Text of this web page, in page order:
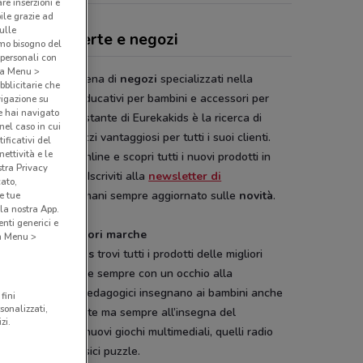
offerte e negozi
è una catena di negozi specializzati nella
di giocattoli educativi per bambini e accessori per
L’impegno costante di Eurekakids è la ricerca di
sicuri e a prezzi vantaggiosi per tutti i suoi clienti.
il catalogo
online e scopri tutti i nuovi prodotti in
per i tuoi figli. Iscriviti alla newsletter di
e rimani sempre aggiornato sulle novità.
delle migliori marche
negozi Eurekakids trovi tutti i prodotti delle migliori
in commercio, e sempre con un occhio alla
I giochi pedagogici insegnano ai bambini anche
per l’ambiente ma sempre all’insegna del
Scopri i nuovi giochi multimediali, quelli radio
e i più classici puzzle.
grazie ad
bisogno del
con
Menu >
che
su
hai navigato
caso in cui
del
e le
Privacy
tue
nostra App.
generici e
Menu >
fini